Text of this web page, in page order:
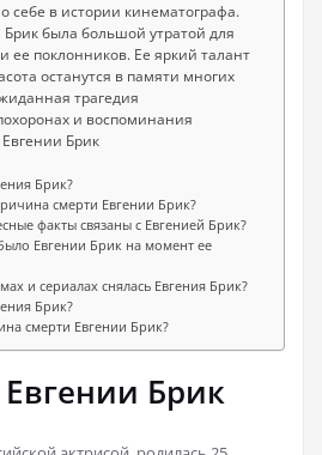
себе в истории кинематографа.
была большой утратой для
ее поклонников. Ее яркий талант
останутся в памяти многих
трагедия
и воспоминания
Брик
Брик?
смерти Евгении Брик?
факты связаны с Евгенией Брик?
Евгении Брик на момент ее
и сериалах снялась Евгения Брик?
Брик?
смерти Евгении Брик?
Брик